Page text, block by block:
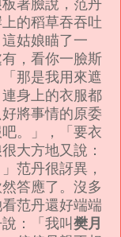
的稻草吞吞吐
姑娘瞄了一
，看你一臉斯
「那是我用來遮
身上的衣服都
將事情的原委
。」，「要衣
大方地又說：
范丹很訝異，
答應了。 沒多
范丹還好端端
：「我叫樊月